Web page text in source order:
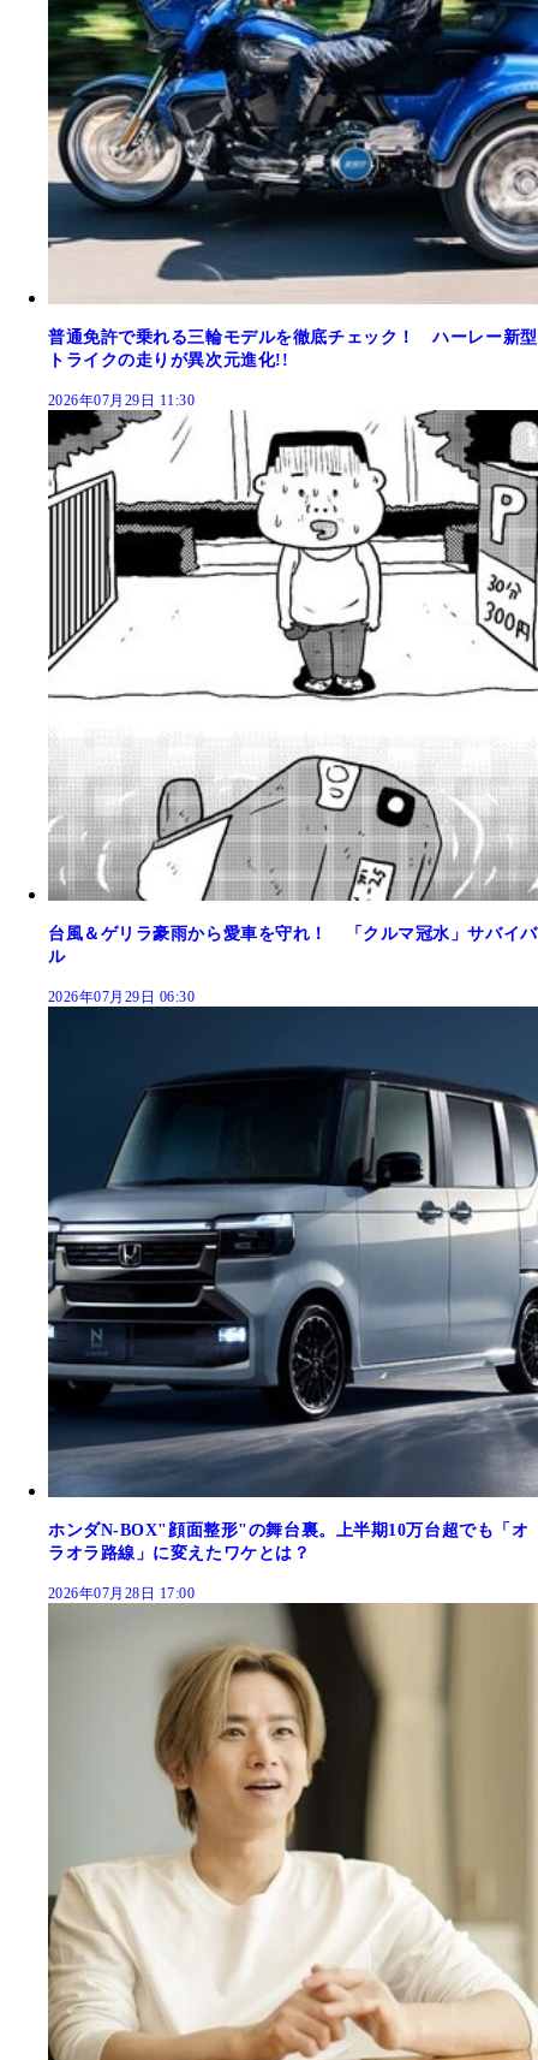
普通免許で乗れる三輪モデルを徹底チェック！ ハーレー新型
トライクの走りが異次元進化!!
2026年07月29日 11:30
台風＆ゲリラ豪雨から愛車を守れ！ 「クルマ冠水」サバイバ
ル
2026年07月29日 06:30
ホンダN-BOX"顔面整形"の舞台裏。上半期10万台超でも「オ
ラオラ路線」に変えたワケとは？
2026年07月28日 17:00